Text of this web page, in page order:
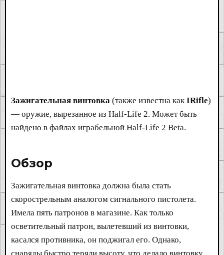
Зажигательная винтовка (также известна как IRifle)
— оружие, вырезанное из Half-Life 2. Может быть
найдено в файлах играбельной Half-Life 2 Beta.
Обзор​
Зажигательная винтовка должна была стать
скорострельным аналогом сигнального пистолета.
Имела пять патронов в магазине. Как только
осветительный патрон, вылетевший из винтовки,
касался противника, он поджигал его. Однако,
снаряды быстро теряли высоту, что делало винтовку